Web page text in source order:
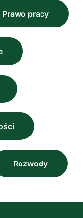
Prawo pracy
Rozwody